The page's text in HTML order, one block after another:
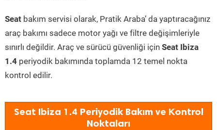
Seat bakım servisi olarak, Pratik Araba’ da yaptıracağınız
araç bakımı sadece motor yağı ve filtre değişimleriyle
sınırlı değildir. Araç ve sürücü güvenliği için Seat Ibiza
1.4 periyodik bakımında toplamda 12 temel nokta
kontrol edilir.
Seat Ibiza 1.4 Periyodik Bakım ve Kontrol
Noktaları